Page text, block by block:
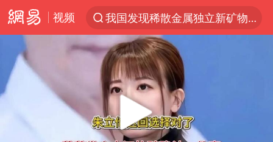
视频
我国发现稀散金属独立新矿物——乌斯河锗矿
部分银行上调存款利率
小沈阳加盟《披荆斩棘》
朱一龙的鼻子怎么了